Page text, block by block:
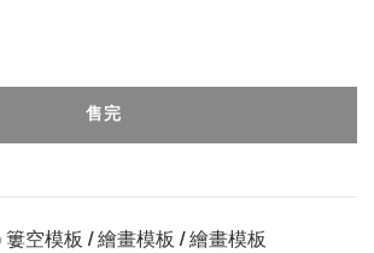
售完
空模板 / 繪畫模板 / 繪畫模板